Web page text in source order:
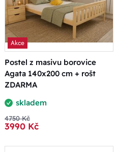
Akce
Postel z masivu borovice
Agata 140x200 cm + rošt
ZDARMA
skladem
4750 Kč
3990 Kč